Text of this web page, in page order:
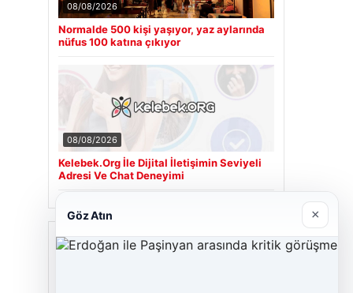
08/08/2026
Normalde 500 kişi yaşıyor, yaz aylarında
nüfus 100 katına çıkıyor
08/08/2026
Kelebek.Org İle Dijital İletişimin Seviyeli
Adresi Ve Chat Deneyimi
Son Eklenen Firmalar
Göz Atın ×